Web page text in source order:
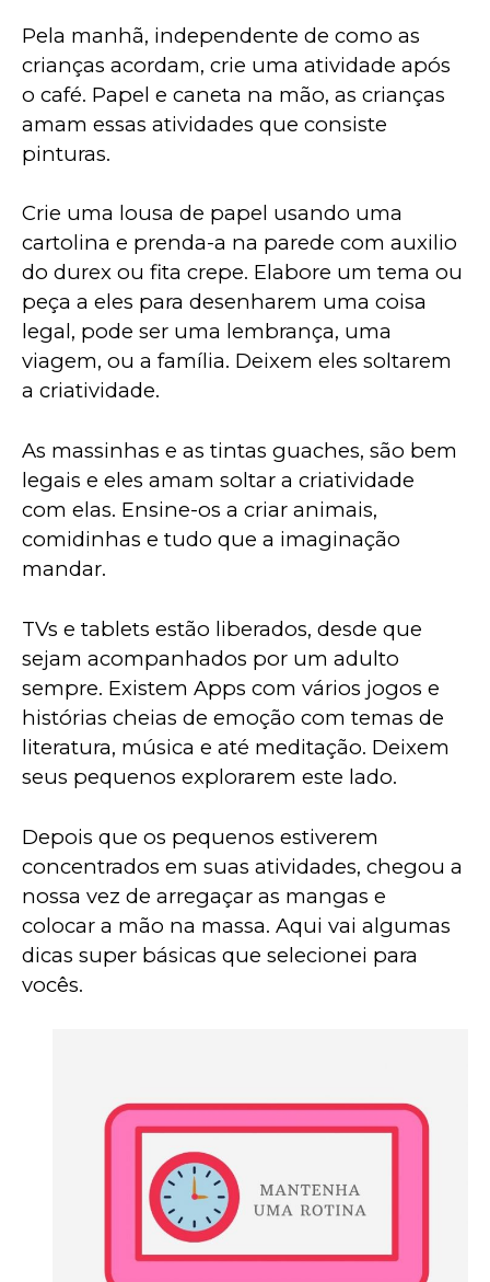
Pela manhã, independente de como as
crianças acordam, crie uma atividade após
o café. Papel e caneta na mão, as crianças
amam essas atividades que consiste
pinturas.
Crie uma lousa de papel usando uma
cartolina e prenda-a na parede com auxilio
do durex ou fita crepe. Elabore um tema ou
peça a eles para desenharem uma coisa
legal, pode ser uma lembrança, uma
viagem, ou a família. Deixem eles soltarem
a criatividade.
As massinhas e as tintas guaches, são bem
legais e eles amam soltar a criatividade
com elas. Ensine-os a criar animais,
comidinhas e tudo que a imaginação
mandar.
TVs e tablets estão liberados, desde que
sejam acompanhados por um adulto
sempre. Existem Apps com vários jogos e
histórias cheias de emoção com temas de
literatura, música e até meditação. Deixem
seus pequenos explorarem este lado.
Depois que os pequenos estiverem
concentrados em suas atividades, chegou a
nossa vez de arregaçar as mangas e
colocar a mão na massa. Aqui vai algumas
dicas super básicas que selecionei para
vocês.